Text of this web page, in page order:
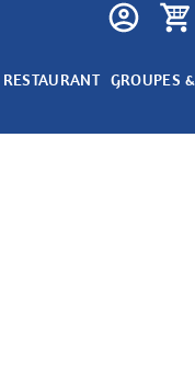
RESTAURANT GROUPES